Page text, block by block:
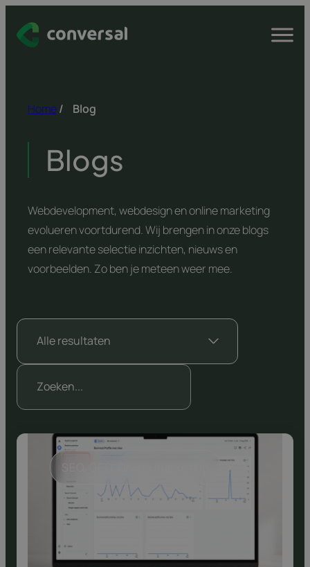
naar
Open
Home/ Blog
Blogs
Webdevelopment, webdesign en online marketing
evolueren voortdurend. Wij brengen in onze blogs
een relevante selectie inzichten, nieuws en
voorbeelden. Zo ben je meteen weer mee.